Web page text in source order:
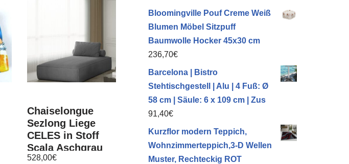
Chaiselongue
Sezlong Liege
CELES in Stoff
Scala Aschgrau
528,00€
Bloomingville Pouf Creme Weiß
Blumen Möbel Sitzpuff
Baumwolle Hocker 45x30 cm
236,70€
Barcelona | Bistro
Stehtischgestell | Alu | 4 Fuß: Ø
58 cm | Säule: 6 x 109 cm | Zus
91,40€
Kurzflor modern Teppich,
Wohnzimmerteppich,3-D Wellen
Muster, Rechteckig ROT